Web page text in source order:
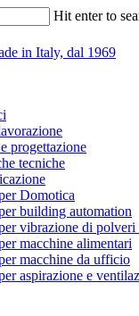
Hit enter to
progettazione
tecniche
Domotica
building automation
vibrazione di polveri
macchine alimentari
macchine da ufficio
aspirazione e